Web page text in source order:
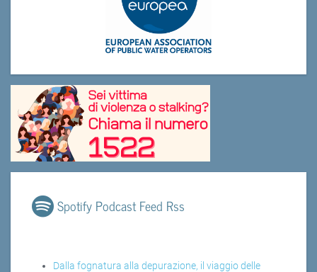
Spotify Podcast Feed Rss
Dalla fognatura alla depurazione, il viaggio delle